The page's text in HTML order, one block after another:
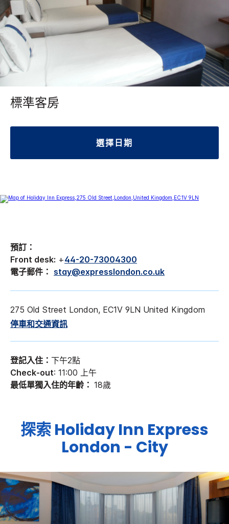
標準客房
選擇日期
預訂：
Front desk: +44-20-73004300
電子郵件： stay@expresslondon.co.uk
275 Old Street London, EC1V 9LN United Kingdom
停車和交通資訊
登記入住： 下午2點
Check-out: 11:00 上午
最低單獨入住的年齡： 18歲
探索Holiday Inn Express
London - City